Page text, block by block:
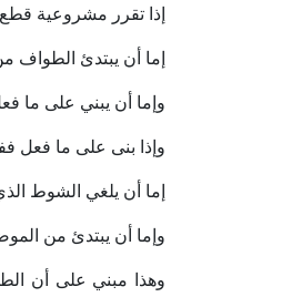
إذا تقرر مشروعية قطع
إما أن يبتدئ الطواف
وإما أن يبني على ما
وإذا بنى على ما فعل
إما أن يلغي الشوط
وإما أن يبتدئ من
وهذا مبني على أن